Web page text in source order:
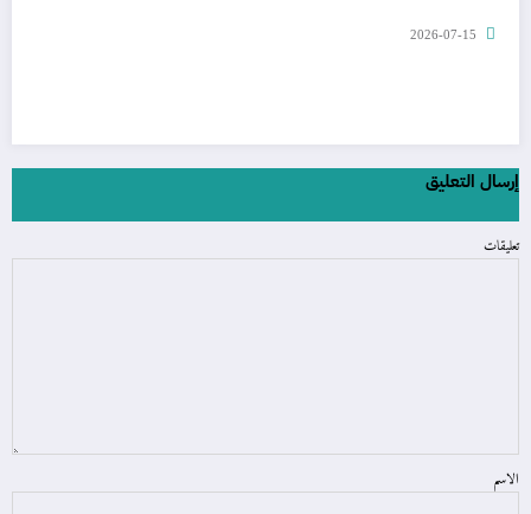
2026-07-15
إرسال التعليق
تعليقات
الاسم